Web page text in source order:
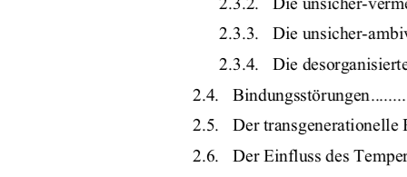
2.3.2.   Die unsicher-
2.3.3.   Die unsicher-
2.3.4.   Die
2.4.
2.5.   Der transgenerationelle
2.6.   Der Einfluss des